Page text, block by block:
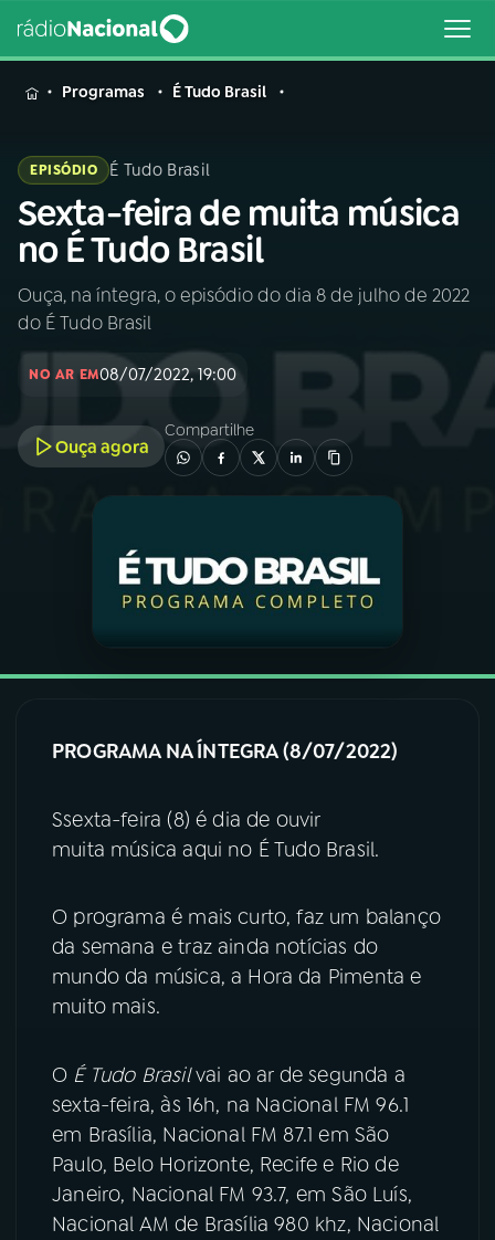
MENU
Buscar
na
Rádio
Nacional
Buscar
PROGRAMAÇÃO
07 ÚLTIMAS
08FESTIVAL DE MÚSICA
ACOMPANHE A RÁDIO NACIONAL
Instagram X
TikTok
Programas É Tudo Brasil
EPISÓDIO É Tudo Brasil
Sexta-feira de muita música
no É Tudo Brasil
Ouça, na íntegra, o episódio do dia 8 de julho de 2022
do É Tudo Brasil
NO AR EM08/07/2022, 19:00
Ouça agora
Compartilhe
PROGRAMA NA ÍNTEGRA (8/07/2022)
Ssexta-feira (8) é dia de ouvir
muita música aqui no É Tudo Brasil.
O programa é mais curto, faz um balanço
da semana e traz ainda notícias do
mundo da música, a Hora da Pimenta e
muito mais.
O É Tudo Brasilvai ao ar de segunda a
sexta-feira, às 16h, na Nacional FM 96.1
em Brasília, Nacional FM 87.1 em São
Paulo, Belo Horizonte, Recife e Rio de
Janeiro, Nacional FM 93.7, em São Luís,
Nacional AM de Brasília 980 khz, Nacional